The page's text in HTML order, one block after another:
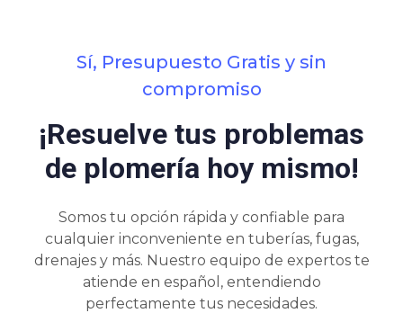
Sí, Presupuesto Gratis y sin
compromiso
¡Resuelve tus problemas
de plomería hoy mismo!
Somos tu opción rápida y confiable para
cualquier inconveniente en tuberías, fugas,
drenajes y más. Nuestro equipo de expertos te
atiende en español, entendiendo
perfectamente tus necesidades.